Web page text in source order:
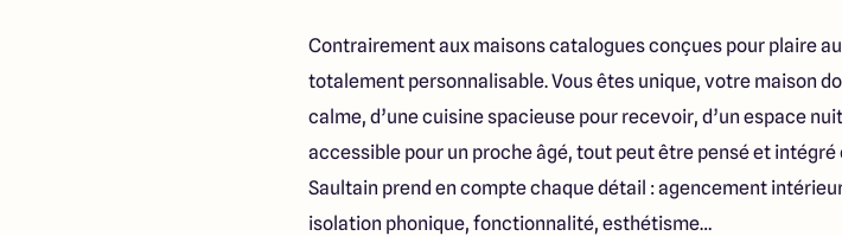
Contrairement aux maisons catalogues conçues pour plaire
totalement personnalisable. Vous êtes unique, votre maison
calme, d’une cuisine spacieuse pour recevoir, d’un espace
accessible pour un proche âgé, tout peut être pensé et
Saultain prend en compte chaque détail : agencement
isolation phonique, fonctionnalité, esthétisme…